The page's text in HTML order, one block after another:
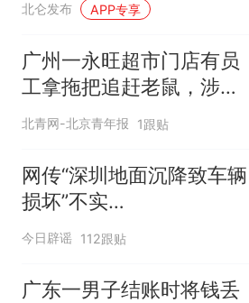
北仑发布 APP专享
广州一永旺超市门店有员
工拿拖把追赶老鼠，涉事
超市：已对相关区域开展
封闭消杀，当地街道办：
已督促经营主体做好灭“四
害”消杀工作
北青网-北京青年报 1跟贴
网传“深圳地面沉降致车辆
损坏”不实
（2026·08·06）
今日辟谣 112跟贴
广东一男子结账时将钱丢